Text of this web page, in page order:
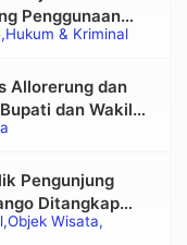
Hukum & Kriminal
Penggunaan
Rumah Adat
Allorerung dan
dan Wakil
Objek Wisata
Pengunjung
Ditangkap